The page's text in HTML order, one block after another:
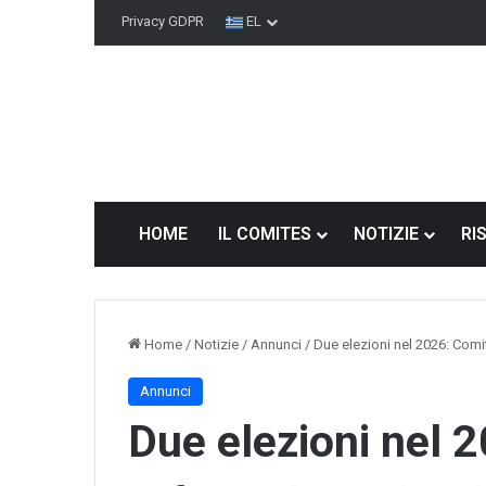
Privacy GDPR EL
HOME IL COMITES NOTIZIE
Home / Notizie / Annunci / Due elezioni nel 2026:
Annunci
Due elezioni nel
Comites